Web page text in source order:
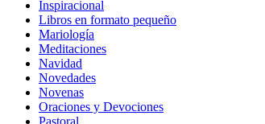
Inspiracional
Libros en formato pequeño
Mariología
Meditaciones
Navidad
Novedades
Novenas
Oraciones y Devociones